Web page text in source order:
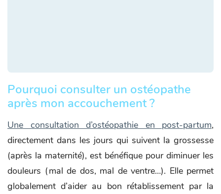
Pourquoi consulter un ostéopathe
après mon accouchement ?
Une consultation d’ostéopathie en post-partum,
directement dans les jours qui suivent la grossesse
(après la maternité), est bénéfique pour diminuer les
douleurs (mal de dos, mal de ventre…). Elle permet
globalement d’aider au bon rétablissement par la